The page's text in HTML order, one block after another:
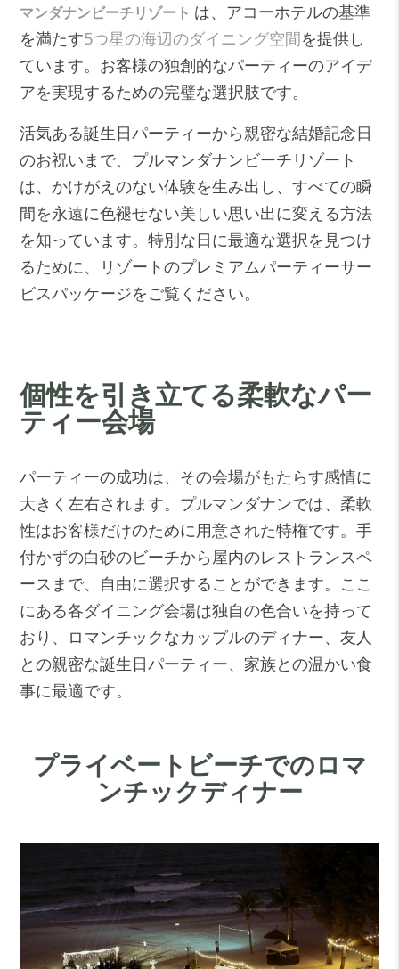
マンダナンビーチリゾート は、アコーホテルの基準
を満たす5つ星の海辺のダイニング空間を提供し
ています。お客様の独創的なパーティーのアイデ
アを実現するための完璧な選択肢です。
活気ある誕生日パーティーから親密な結婚記念日
のお祝いまで、プルマンダナンビーチリゾート
は、かけがえのない体験を生み出し、すべての瞬
間を永遠に色褪せない美しい思い出に変える方法
を知っています。特別な日に最適な選択を見つけ
るために、リゾートのプレミアムパーティーサー
ビスパッケージをご覧ください。
個性を引き立てる柔軟なパー
ティー会場
パーティーの成功は、その会場がもたらす感情に
大きく左右されます。プルマンダナンでは、柔軟
性はお客様だけのために用意された特権です。手
付かずの白砂のビーチから屋内のレストランスペ
ースまで、自由に選択することができます。ここ
にある各ダイニング会場は独自の色合いを持って
おり、ロマンチックなカップルのディナー、友人
との親密な誕生日パーティー、家族との温かい食
事に最適です。
プライベートビーチでのロマ
ンチックディナー